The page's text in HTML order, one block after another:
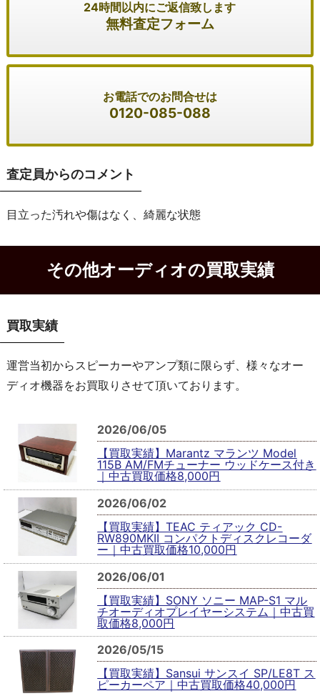
24時間以内にご返信致します
無料査定フォーム
お電話でのお問合せは
0120-085-088
査定員からのコメント
目立った汚れや傷はなく、綺麗な状態
その他オーディオの買取実績
買取実績
運営当初からスピーカーやアンプ類に限らず、様々なオー
ディオ機器をお買取りさせて頂いております。
2026/06/05
【買取実績】Marantz マランツ Model
115B AM/FMチューナー ウッドケース付き
｜中古買取価格8,000円
2026/06/02
【買取実績】TEAC ティアック CD-
RW890MKII コンパクトディスクレコーダ
ー｜中古買取価格10,000円
2026/06/01
【買取実績】SONY ソニー MAP-S1 マル
チオーディオプレイヤーシステム｜中古買
取価格8,000円
2026/05/15
【買取実績】Sansui サンスイ SP/LE8T ス
ピーカーペア｜中古買取価格40,000円